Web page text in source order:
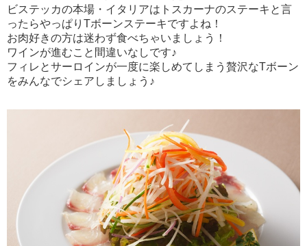
ビステッカの本場・イタリアはトスカーナのステーキと言
ったらやっぱりTボーンステーキですよね！
お肉好きの方は迷わず食べちゃいましょう！
ワインが進むこと間違いなしです♪
フィレとサーロインが一度に楽しめてしまう贅沢なTボーン
をみんなでシェアしましょう♪